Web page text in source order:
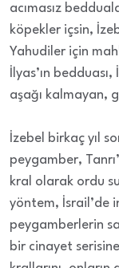
acımasız
köpekler içsin,
Yahudiler için
İlyas’ın
aşağı kalmayan,
İzebel birkaç yıl
peygamber,
kral olarak ordu
yöntem, İsrail’de
peygamberlerin
bir cinayet